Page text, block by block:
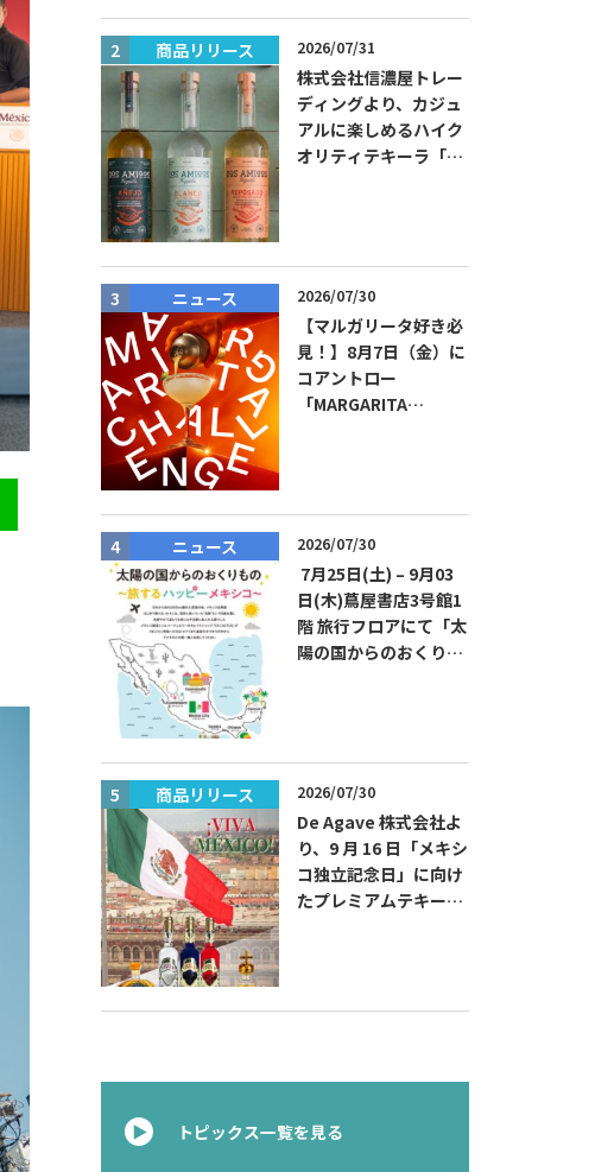
8月限定メニューに！
商品リリース 2026/07/31
株式会社信濃屋トレー
ディングより、カジュ
アルに楽しめるハイク
オリティテキーラ「ド
ニュース 2026/07/30
【マルガリータ好き必
見！】8月7日（金）に
コアントロー
「MARGARITA
無料！
ニュース 2026/07/30
7月25日(土) – 9月03
日(木)蔦屋書店3号館1
階 旅行フロアにて「太
陽の国からのおくりも
商品リリース 2026/07/30
De Agave 株式会社よ
り、9 月 16 日「メキシ
コ独立記念日」に向け
たプレミアムテキーラ
トピックス一覧を見る